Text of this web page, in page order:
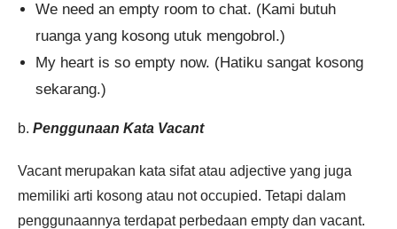
We need an empty room to chat. (Kami butuh
ruanga yang kosong utuk mengobrol.)
My heart is so empty now. (Hatiku sangat kosong
sekarang.)
b. Penggunaan Kata Vacant
Vacant merupakan kata sifat atau adjective yang juga
memiliki arti kosong atau not occupied. Tetapi dalam
penggunaannya terdapat perbedaan empty dan vacant.